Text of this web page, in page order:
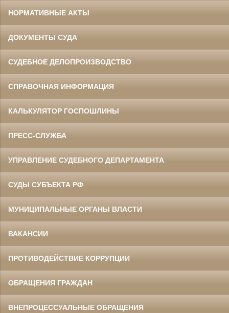
НОРМАТИВНЫЕ АКТЫ
ДОКУМЕНТЫ СУДА
СУДЕБНОЕ ДЕЛОПРОИЗВОДСТВО
СПРАВОЧНАЯ ИНФОРМАЦИЯ
КАЛЬКУЛЯТОР ГОСПОШЛИНЫ
ПРЕСС-СЛУЖБА
УПРАВЛЕНИЕ СУДЕБНОГО ДЕПАРТАМЕНТА
СУДЫ СУБЪЕКТА РФ
МУНИЦИПАЛЬНЫЕ ОРГАНЫ ВЛАСТИ
ВАКАНСИИ
ПРОТИВОДЕЙСТВИЕ КОРРУПЦИИ
ОБРАЩЕНИЯ ГРАЖДАН
ВНЕПРОЦЕССУАЛЬНЫЕ ОБРАЩЕНИЯ